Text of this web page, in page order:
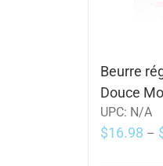
Beurre
Douce
UPC: N/A
$16.98 –